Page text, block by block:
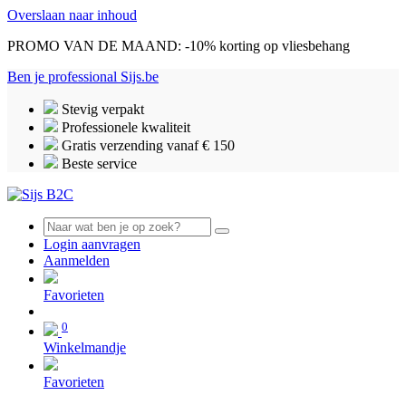
Overslaan naar inhoud
PROMO VAN DE MAAND: -10% korting op vliesbehang
Ben je professional Sijs.be
Stevig verpakt
Professionele kwaliteit
Gratis verzending vanaf € 150
Beste service
Login aanvragen
Aanmelden
Favorieten
0
Winkelmandje
Favorieten